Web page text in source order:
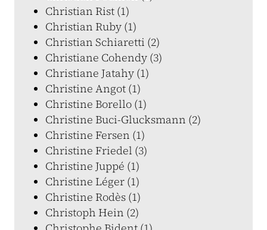
Christian Rist (1)
Christian Ruby (1)
Christian Schiaretti (2)
Christiane Cohendy (3)
Christiane Jatahy (1)
Christine Angot (1)
Christine Borello (1)
Christine Buci-Glucksmann (2)
Christine Fersen (1)
Christine Friedel (3)
Christine Juppé (1)
Christine Léger (1)
Christine Rodès (1)
Christoph Hein (2)